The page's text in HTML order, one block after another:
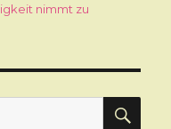
nimmt zu